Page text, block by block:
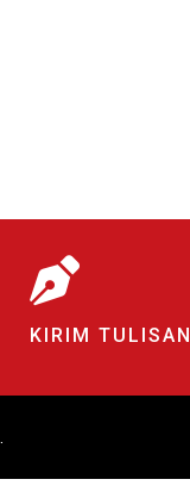
KIRIM TULISAN